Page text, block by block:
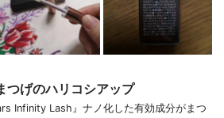
つげのハリコシアップ
Infinity Lash』ナノ化した有効成分がまつ